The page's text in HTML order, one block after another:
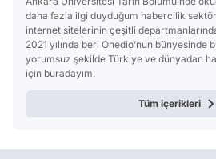
daha fazla ilgi duyduğum habercilik
internet sitelerinin çeşitli
2021 yılında beri Onedio’nun bünyesinde
yorumsuz şekilde Türkiye ve dünyadan
için buradayım.
Tüm içerikleri